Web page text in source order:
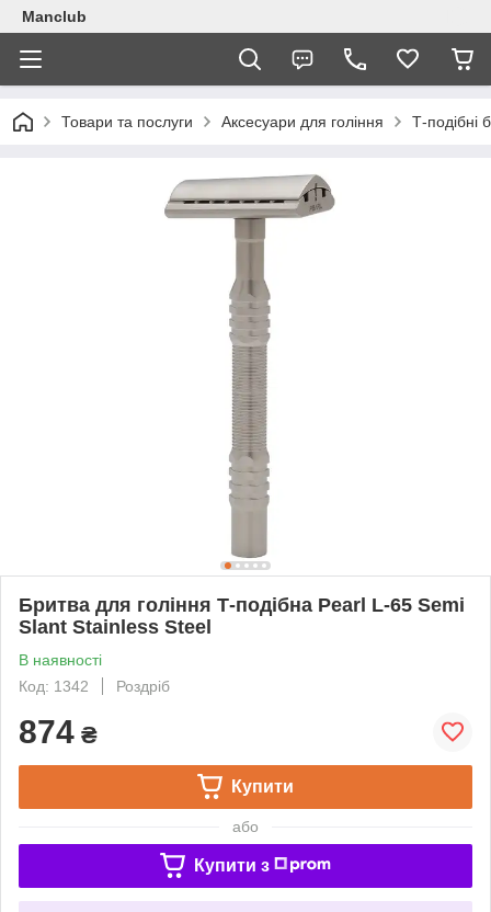
Manclub
Товари та послуги Аксесуари для гоління Т-подібні
Бритва для гоління Т-подібна Pearl L-65 Semi
Slant Stainless Steel
В наявності
Код: 1342
Роздріб
874 ₴
Купити
або
Купити з